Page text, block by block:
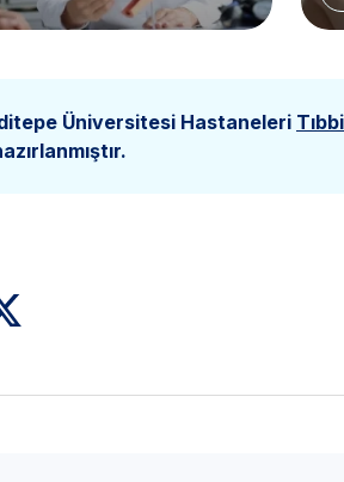
Üniversitesi Hastaneleri